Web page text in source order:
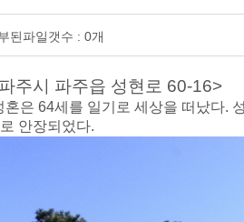
된파일갯수 : 0개
주시 파주읍 성현로 60-16>
은 64세를 일기로 세상을 떠났다.
안장되었다.